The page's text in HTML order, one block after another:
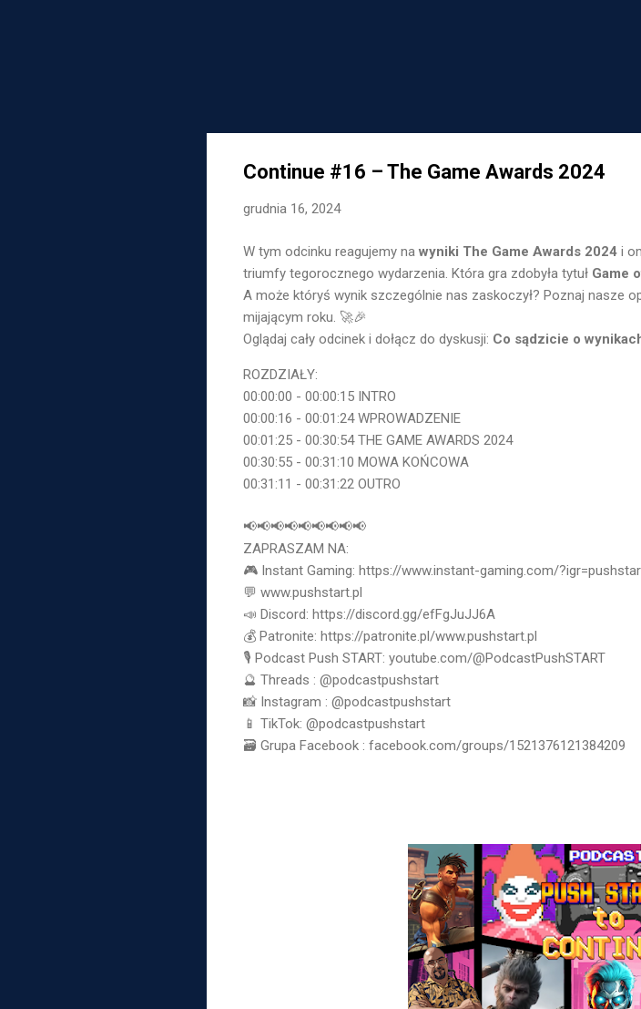
Continue #16 – The Game Awards 2024
grudnia 16, 2024
W tym odcinku reagujemy na wyniki The Game Awards 2024 i
triumfy tegorocznego wydarzenia. Która gra zdobyła tytuł Game
A może któryś wynik szczególnie nas zaskoczył? Poznaj nasze
mijającym roku. 🚀🎉
Oglądaj cały odcinek i dołącz do dyskusji: Co sądzicie o
ROZDZIAŁY:
00:00:00 - 00:00:15 INTRO
00:00:16 - 00:01:24 WPROWADZENIE
00:01:25 - 00:30:54THE GAME AWARDS 2024
00:30:55 - 00:31:10 MOWA KOŃCOWA
00:31:11 - 00:31:22 OUTRO
📢📢📢📢📢📢📢📢📢
ZAPRASZAM NA:
🎮 Instant Gaming: https://www.instant-gaming.com/
💬 www.pushstart.pl
📣 Discord: https://discord.gg/efFgJuJJ6A
💰 Patronite: https://patronite.pl/www.pushstart.pl
🎙 Podcast Push START: youtube.com/@PodcastPushSTART
🔮 Threads : @podcastpushstart
📸 Instagram : @podcastpushstart
📱 TikTok: @podcastpushstart
🗃 Grupa Facebook : facebook.com/groups/1521376121384209